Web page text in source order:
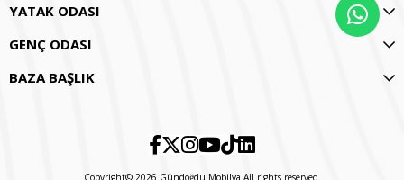
YATAK ODASI
GENÇ ODASI
BAZA BAŞLIK
Copyright© 2026 Gündoğdu Mobilya All rights reserved.